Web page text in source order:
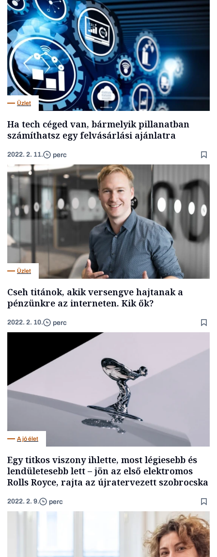
Üzlet
Ha tech céged van, bármelyik pillanatban
számíthatsz egy felvásárlási ajánlatra
2022. 2. 11. perc
Üzlet
Cseh titánok, akik versengve hajtanak a
pénzünkre az interneten. Kik ők?
2022. 2. 10. perc
A jó élet
Egy titkos viszony ihlette, most légiesebb és
lendületesebb lett – jön az első elektromos
Rolls Royce, rajta az újratervezett szobrocska
2022. 2. 9. perc